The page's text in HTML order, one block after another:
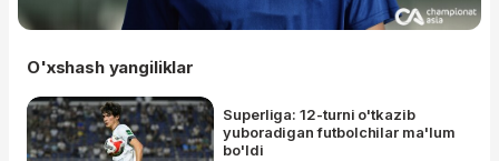
O'xshash yangiliklar
Superliga: 12-turni o'tkazib
yuboradigan futbolchilar ma'lum
bo'ldi